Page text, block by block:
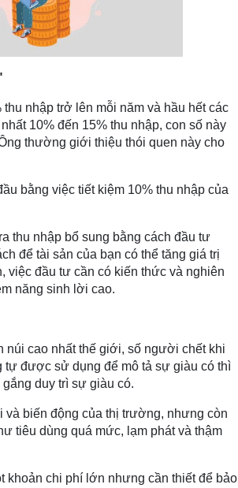
nhập trở lên mỗi năm và hầu hết các
10% đến 15% thu nhập, con số này
thường giới thiệu thói quen này cho
bằng việc tiết kiệm 10% thu nhập của
thu nhập bổ sung bằng cách đầu tư
để tài sản của bạn có thể tăng giá trị
việc đầu tư cần có kiến thức và nghiên
năng sinh lời cao.
núi cao nhất thế giới, số người chết khi
được sử dụng để mô tả sự giàu có thì
duy trì sự giàu có.
và biến động của thị trường, nhưng còn
tiêu dùng quá mức, lạm phát và thậm
khoản chi phí lớn nhưng cần thiết để bảo